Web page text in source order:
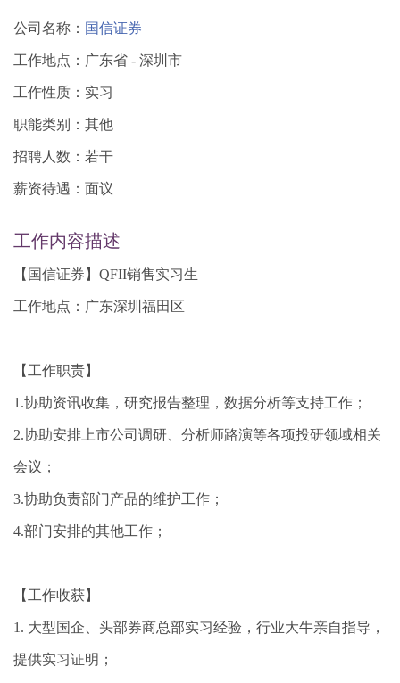
公司名称： 国信证券
工作地点：广东省 - 深圳市
工作性质：实习
职能类别：其他
招聘人数：若干
薪资待遇：面议
工作内容描述
【国信证券】QFII销售实习生
工作地点：广东深圳福田区
【工作职责】
1.协助资讯收集，研究报告整理，数据分析等支持工作；
2.协助安排上市公司调研、分析师路演等各项投研领域相关
会议；
3.协助负责部门产品的维护工作；
4.部门安排的其他工作；
【工作收获】
1. 大型国企、头部券商总部实习经验，行业大牛亲自指导，
提供实习证明；